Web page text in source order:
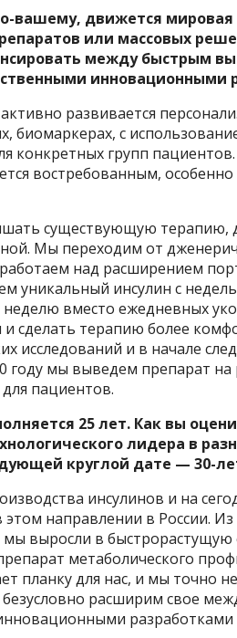
вашему, движется
или массовых
между быстрым
инновационными
развивается
биомаркерах, с
конкретных групп
востребованным,
существующую терапию,
Мы переходим от
над расширением
уникальный инсулин с
вместо ежедневных
сделать терапию более
исследований и в начале
году мы выведем препарат
пациентов.
25 лет. Как вы
лидера в
круглой дате — 30-
инсулинов и на
направлении в России. Из
мы выросли в
метаболического
планку для нас, и мы точно
расширим свое
разработками